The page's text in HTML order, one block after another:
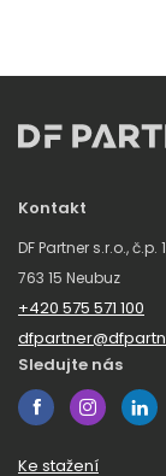
Kontakt
DF Partner s.r.o., č.p.
763 15 Neubuz
+420 575 571 100
Sledujte nás
Ke stažení